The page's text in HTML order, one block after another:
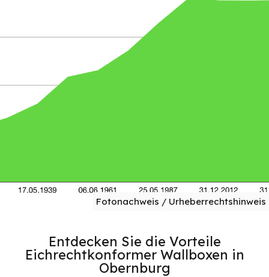
Fotonachweis / Urheberrechtshinweis
Entdecken Sie die Vorteile
Eichrechtkonformer Wallboxen in
Obernburg